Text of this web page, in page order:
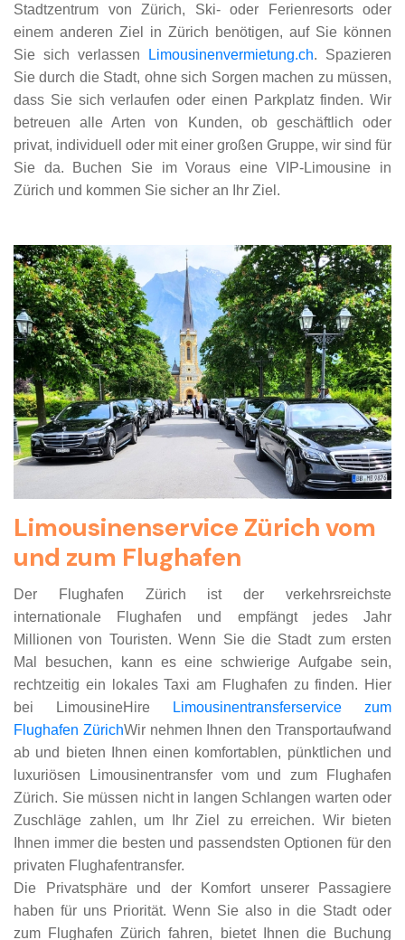
Stadtzentrum von Zürich, Ski- oder Ferienresorts oder
einem anderen Ziel in Zürich benötigen, auf Sie können
Sie sich verlassen
Limousinenvermietung.ch. Spazieren
Sie durch die Stadt, ohne sich Sorgen machen zu müssen,
dass Sie sich verlaufen oder einen Parkplatz finden. Wir
betreuen alle Arten von Kunden, ob geschäftlich oder
privat, individuell oder mit einer großen Gruppe, wir sind für
Sie da. Buchen Sie im Voraus eine VIP-Limousine in
Zürich und kommen Sie sicher an Ihr Ziel.
Limousinenservice Zürich vom
und zum Flughafen
Der Flughafen Zürich ist der verkehrsreichste
internationale Flughafen und empfängt jedes Jahr
Millionen von Touristen. Wenn Sie die Stadt zum ersten
Mal besuchen, kann es eine schwierige Aufgabe sein,
rechtzeitig ein lokales Taxi am Flughafen zu finden. Hier
bei LimousineHire
Limousinentransferservice zum
Flughafen ZürichWir nehmen Ihnen den Transportaufwand
ab und bieten Ihnen einen komfortablen, pünktlichen und
luxuriösen Limousinentransfer vom und zum Flughafen
Zürich. Sie müssen nicht in langen Schlangen warten oder
Zuschläge zahlen, um Ihr Ziel zu erreichen. Wir bieten
Ihnen immer die besten und passendsten Optionen für den
privaten Flughafentransfer.
Die Privatsphäre und der Komfort unserer Passagiere
haben für uns Priorität. Wenn Sie also in die Stadt oder
zum Flughafen Zürich fahren, bietet Ihnen die Buchung